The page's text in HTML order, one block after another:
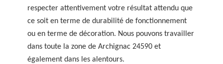
respecter attentivement votre résultat attendu que
ce soit en terme de durabilité de fonctionnement
ou en terme de décoration. Nous pouvons travailler
dans toute la zone de Archignac 24590 et
également dans les alentours.